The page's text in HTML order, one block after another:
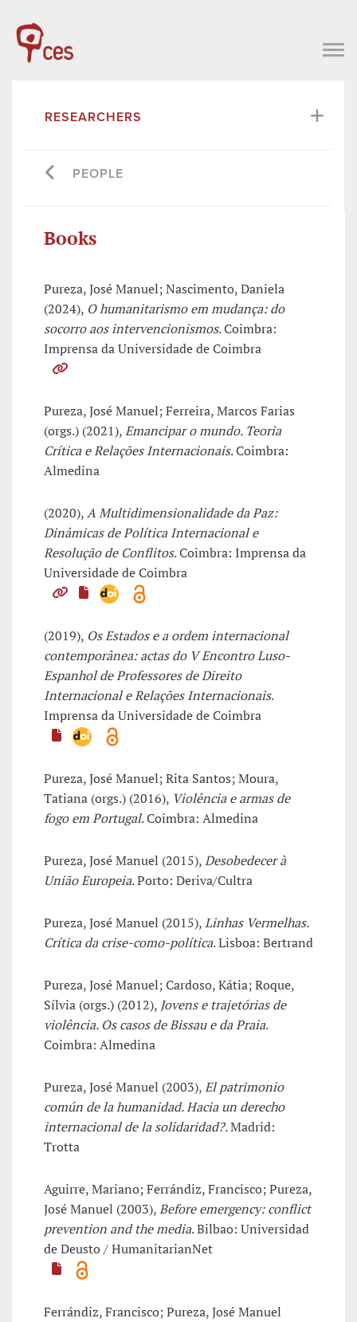
RESEARCHERS
PEOPLE
Books
Pureza, José Manuel; Nascimento, Daniela
(2024), O humanitarismo em mudança: do
socorro aos intervencionismos. Coimbra:
Imprensa da Universidade de Coimbra
Pureza, José Manuel; Ferreira, Marcos Farias
(orgs.) (2021),Emancipar o mundo. Teoria
Crítica e Relações Internacionais. Coimbra:
Almedina
(2020),A Multidimensionalidade da Paz:
Dinâmicas de Política Internacional e
Resolução de Conflitos. Coimbra: Imprensa da
Universidade de Coimbra
(2019), Os Estados e a ordem internacional
contemporânea: actas do V Encontro Luso-
Espanhol de Professores de Direito
Internacional e Relações Internacionais.
Imprensa da Universidade de Coimbra
Pureza, José Manuel; Rita Santos; Moura,
Tatiana (orgs.) (2016), Violência e armas de
fogo em Portugal. Coimbra: Almedina
Pureza, José Manuel (2015),Desobedecer à
União Europeia. Porto: Deriva/Cultra
Pureza, José Manuel (2015),Linhas Vermelhas.
Crítica da crise-como-política. Lisboa: Bertrand
Pureza, José Manuel; Cardoso, Kátia; Roque,
Sílvia (orgs.) (2012), Jovens e trajetórias de
violência. Os casos de Bissau e da Praia.
Coimbra: Almedina
Pureza, José Manuel (2003),El patrimonio
común de la humanidad. Hacia un derecho
internacional de la solidaridad?. Madrid:
Trotta
Aguirre, Mariano; Ferrándiz, Francisco; Pureza,
José Manuel (2003),Before emergency: conflict
prevention and the media. Bilbao: Universidad
de Deusto / HumanitarianNet
Ferrándiz, Francisco; Pureza, José Manuel